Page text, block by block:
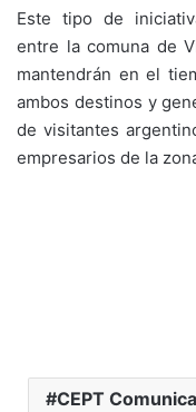
Este tipo de
entre la comuna de
mantendrán en el
ambos destinos y
de visitantes
empresarios de la
CEPT